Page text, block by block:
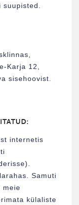
Karja 12,
sisehoovist.
internetis
Samuti
meie
külaliste